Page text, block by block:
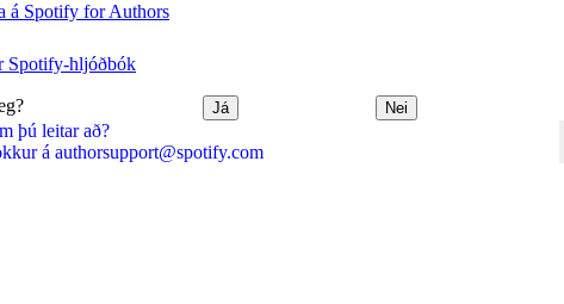
þú leitar að?
á authorsupport@spotify.com
á Spotify for Authors
Spotify-hljóðbók
Já Nei